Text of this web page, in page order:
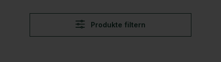
Produkte filtern